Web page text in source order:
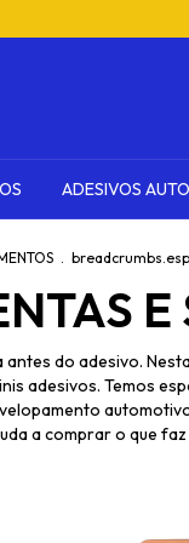
ADESIVOS
.
antes do adesivo.
adesivos. Temos
a comprar o que